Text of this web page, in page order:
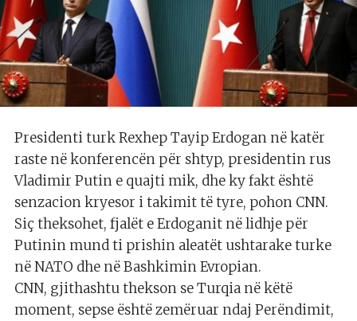
Presidenti turk Rexhep Tayip Erdogan në katër
raste në konferencën për shtyp, presidentin rus
Vladimir Putin e quajti mik, dhe ky fakt është
senzacion kryesor i takimit të tyre, pohon CNN.
Siç theksohet, fjalët e Erdoganit në lidhje për
Putinin mund ti prishin aleatët ushtarake turke
në NATO dhe në Bashkimin Evropian.
CNN, gjithashtu thekson se Turqia në këtë
moment, sepse është zemëruar ndaj Perëndimit,